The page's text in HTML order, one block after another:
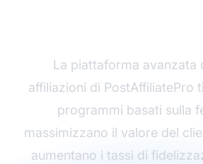
La piattaforma avanzata
affiliazioni di PostAffiliatePro
programmi basati sulla
massimizzano il valore del
aumentano i tassi di